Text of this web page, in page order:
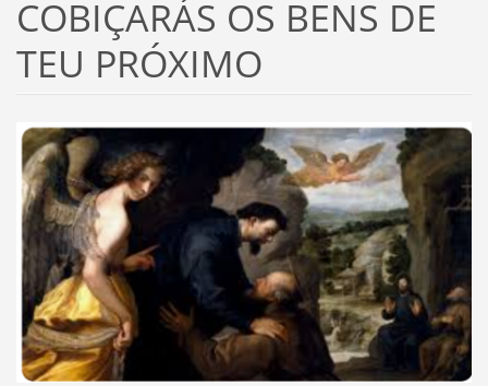
COBIÇARÁS OS BENS DE
TEU PRÓXIMO